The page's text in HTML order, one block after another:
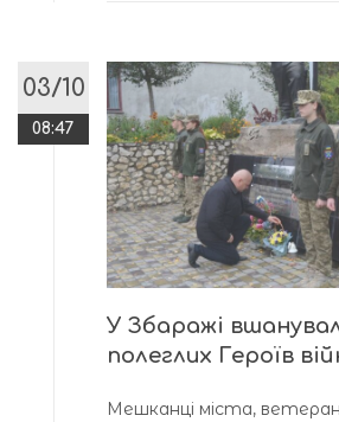
03/10
08:47
У Збаражі
полеглих Героїв
Мешканці міста,